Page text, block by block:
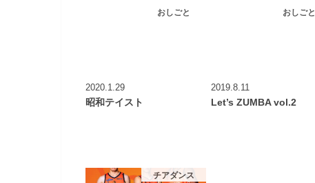
おしごと
2020.1.29
昭和テイスト
おしごと
2019.8.11
Let’s ZUMBA vol.2
チアダンス